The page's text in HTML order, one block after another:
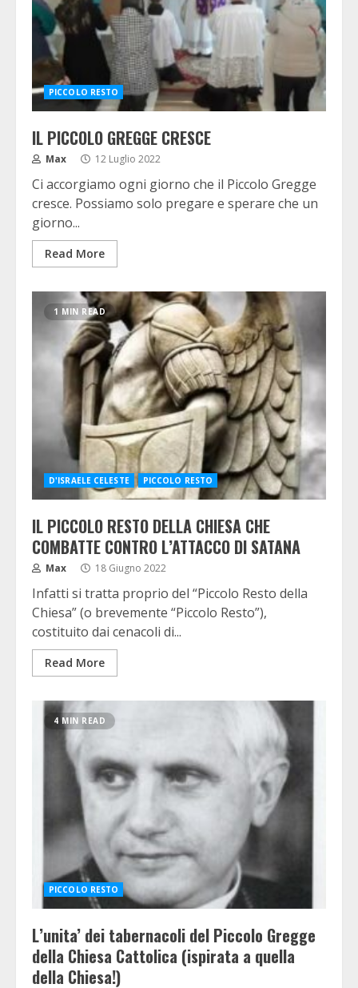
PICCOLO RESTO
IL PICCOLO GREGGE CRESCE
Max 12 Luglio 2022
Ci accorgiamo ogni giorno che il Piccolo Gregge
cresce. Possiamo solo pregare e sperare che un
giorno...
Read More
1 MIN READ
D'ISRAELE CELESTE PICCOLO RESTO
IL PICCOLO RESTO DELLA CHIESA CHE
COMBATTE CONTRO L’ATTACCO DI SATANA
Max 18 Giugno 2022
Infatti si tratta proprio del “Piccolo Resto della
Chiesa” (o brevemente “Piccolo Resto”),
costituito dai cenacoli di...
Read More
4 MIN READ
PICCOLO RESTO
L’unita’ dei tabernacoli del Piccolo Gregge
della Chiesa Cattolica (ispirata a quella
della Chiesa!)